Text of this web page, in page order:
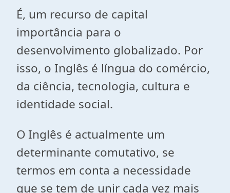
É, um recurso de capital
importância para o
desenvolvimento globalizado. Por
isso, o Inglês é língua do comércio,
da ciência, tecnologia, cultura e
identidade social.
O Inglês é actualmente um
determinante comutativo, se
termos em conta a necessidade
que se tem de unir cada vez mais